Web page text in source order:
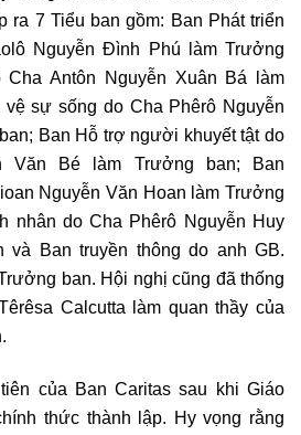
ra 7 Tiểu ban gồm: Ban Phát triển
Nguyễn Đình Phú làm Trưởng
Antôn Nguyễn Xuân Bá làm
sự sống do Cha Phêrô Nguyễn
Ban Hỗ trợ người khuyết tật do
Văn Bé làm Trưởng ban; Ban
Nguyễn Văn Hoan làm Trưởng
nhân do Cha Phêrô Nguyễn Huy
và Ban truyền thông do anh GB.
ban. Hội nghị cũng đã thống
Calcutta làm quan thầy của
của Ban Caritas sau khi Giáo
thức thành lập. Hy vọng rằng